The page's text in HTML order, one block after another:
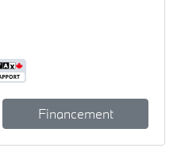
Financement